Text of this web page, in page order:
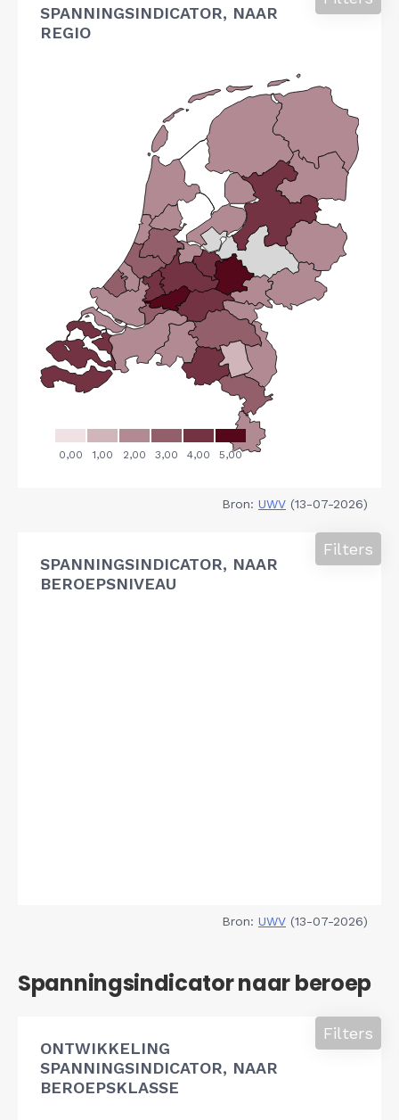
SPANNINGSINDICATOR, NAAR
REGIO
Bron: UWV (13-07-2026)
SPANNINGSINDICATOR, NAAR
BEROEPSNIVEAU
Filters
Bron: UWV (13-07-2026)
Spanningsindicator naar beroep
ONTWIKKELING
SPANNINGSINDICATOR, NAAR
BEROEPSKLASSE
Filters